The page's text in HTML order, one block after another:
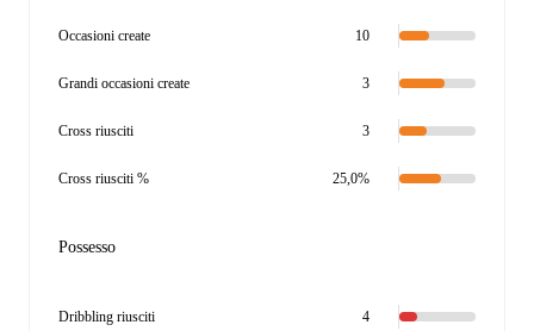
Occasioni create 10
Grandi occasioni create 3
Cross riusciti 3
Cross riusciti % 25,0%
Possesso
Dribbling riusciti 4